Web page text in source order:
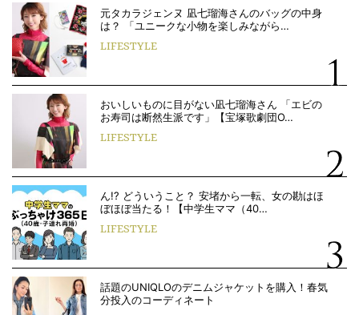
元タカラジェンヌ 凪七瑠海さんのバッグの中身
は？ 「ユニークな小物を楽しみながら…
LIFESTYLE
おいしいものに目がない凪七瑠海さん 「エビの
お寿司は断然生派です」【宝塚歌劇団O…
LIFESTYLE
ん!? どういうこと？ 安堵から一転、女の勘はほ
ぼほぼ当たる！【中学生ママ（40…
LIFESTYLE
話題のUNIQLOのデニムジャケットを購入！春気
分投入のコーディネート